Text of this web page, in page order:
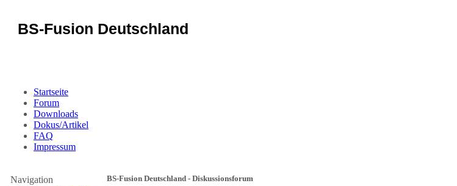
BS-Fusion Deutschland
Startseite
Forum
Downloads
Dokus/Artikel
FAQ
Impressum
Navigation
BS-Fusion Deutschland - Diskussionsforum